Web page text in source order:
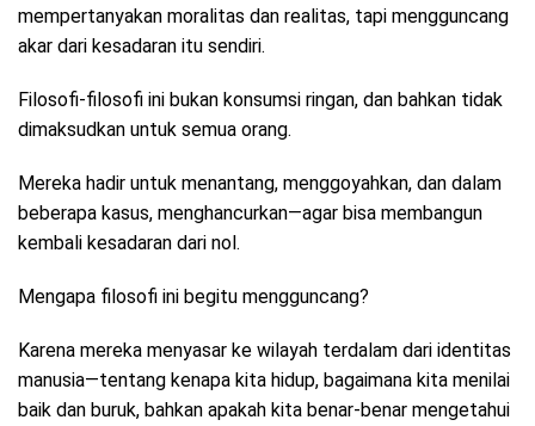
mempertanyakan moralitas dan realitas, tapi mengguncang
akar dari kesadaran itu sendiri.
Filosofi-filosofi ini bukan konsumsi ringan, dan bahkan tidak
dimaksudkan untuk semua orang.
Mereka hadir untuk menantang, menggoyahkan, dan dalam
beberapa kasus, menghancurkan—agar bisa membangun
kembali kesadaran dari nol.
Mengapa filosofi ini begitu mengguncang?
Karena mereka menyasar ke wilayah terdalam dari identitas
manusia—tentang kenapa kita hidup, bagaimana kita menilai
baik dan buruk, bahkan apakah kita benar-benar mengetahui